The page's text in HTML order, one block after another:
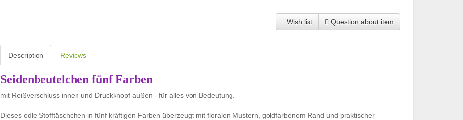
Wish list Question about item
Description Reviews
Seidenbeutelchen fünf Farben
mit Reißverschluss innen und Druckknopf außen - für alles von Bedeutung.
Dieses edle Stofftäschchen in fünf kräftigen Farben überzeugt mit floralen Mustern, goldfarbenem Rand und praktischer